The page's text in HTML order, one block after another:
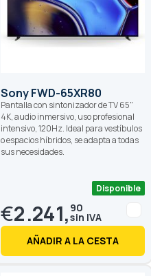
Sony FWD-65XR80
Pantalla con sintonizador de TV 65"
4K, audio inmersivo, uso profesional
intensivo, 120Hz. Ideal para vestíbulos
o espacios híbridos, se adapta a todas
sus necesidades.
Disponible
€2.241,90
AÑADIR A LA CESTA